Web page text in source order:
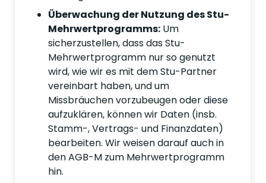
Überwachung der Nutzung des Stu-
Mehrwertprogramms: Um
sicherzustellen, dass das Stu-
Mehrwertprogramm nur so genutzt
wird, wie wir es mit dem Stu-Partner
vereinbart haben, und um
Missbräuchen vorzubeugen oder diese
aufzuklären, können wir Daten (insb.
Stamm-, Vertrags- und Finanzdaten)
bearbeiten. Wir weisen darauf auch in
den AGB-M zum Mehrwertprogramm
hin.